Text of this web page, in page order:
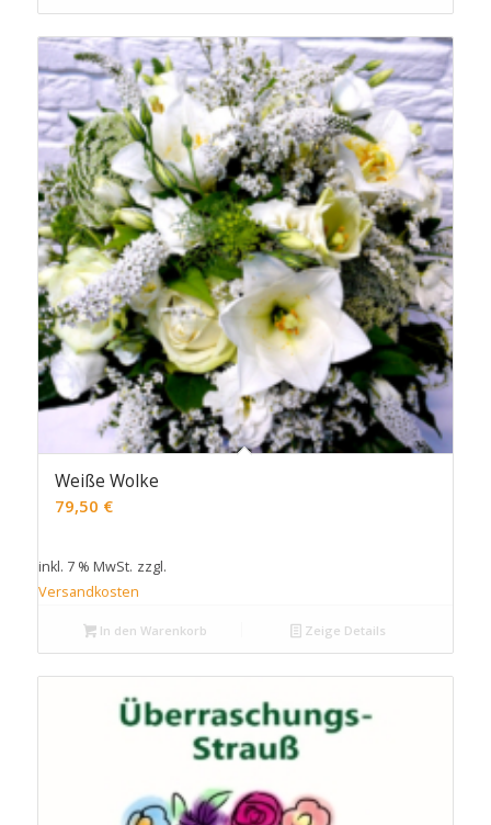
Weiße Wolke
79,50 €
inkl. 7 % MwSt. zzgl.
Versandkosten
In den Warenkorb Zeige Details